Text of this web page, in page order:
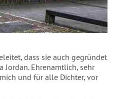
dass sie auch gegründet
Ehrenamtlich, sehr
und für alle Dichter, vor